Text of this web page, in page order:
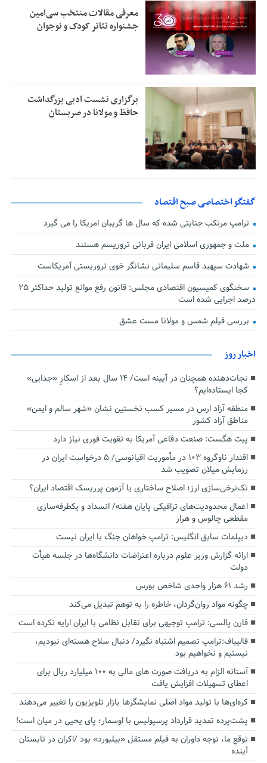
معرفی مقالات منتخب سی‌امین
جشنواره تئاتر کودک و نوجوان
برگزاری نشست ادبی بزرگداشت
حافظ و مولانا در صربستان
گفتگو اختصاصی صبح اقتصاد
ترامپ مرتکب جنایتی شده که سال ها گریبان امریکا را می گیرد
ملت و جمهوری اسلامی ایران قربانی تروریسم هستند
شهادت سپهبد قاسم سلیمانی نشانگر خوی تروریستی آمریکاست
سخنگوی کمیسیون اقتصادی مجلس: قانون رفع موانع تولید حداکثر ۲۵
درصد اجرایی شده است
بررسی فیلم شمس و مولانا مست عشق
اخبار روز
نجات‌دهنده‌ همچنان در آیینه است/ ۱۴ سال بعد از اسکارِ «جدایی»
کجا ایستاده‌ایم؟
منطقه آزاد ارس در مسیر کسب نخستین نشان «شهر سالم و ایمن»
مناطق آزاد کشور
پیت هگست: صنعت دفاعی آمریکا به تقویت فوری نیاز دارد
اقتدار ناوگروه ۱۰۳ در مأموریت‌ اقیانوسی/ ۵ درخواست ایران در
رزمایش میلان تصویب شد
تک‌نرخی‌سازی ارز؛ اصلاح ساختاری یا آزمون پرریسک اقتصاد ایران؟
اعمال محدودیت‌های ترافیکی پایان هفته/ انسداد و یکطرفه‌سازی
مقطعی چالوس و هراز
دیپلمات سابق انگلیس:‌ ترامپ خواهان جنگ با ایران نیست
ارائه گزارش وزیر علوم درباره اعتراضات دانشگاه‌ها در جلسه هیأت
دولت
رشد ۶۱ هزار واحدی شاخص بورس
چگونه مواد روان‌گردان، خاطره را به توهم تبدیل می‌کند
فارن پالسی: ترامپ توجیهی برای تقابل نظامی با ایران ارایه نکرده است
قالیباف:ترامپ تصمیم اشتباه نگیرد/ دنبال سلاح هسته‌ای نبودیم،
نیستیم و نخواهیم بود
آستانه الزام به دریافت صورت های مالی به ۱۰۰ میلیارد ریال برای
اعطای تسهیلات افزایش یافت
کره‌ای‌ها با تولید مواد اصلی نمایشگرها بازار تلویزیون را تغییر می‌دهند
پشت‌پرده تمدید قرارداد پرسپولیس با اوسمار؛ پای یحیی در میان است!
توقع ما، توجه داوران به فیلم مستقل «بیلبورد» بود /اکران در تابستان
آینده